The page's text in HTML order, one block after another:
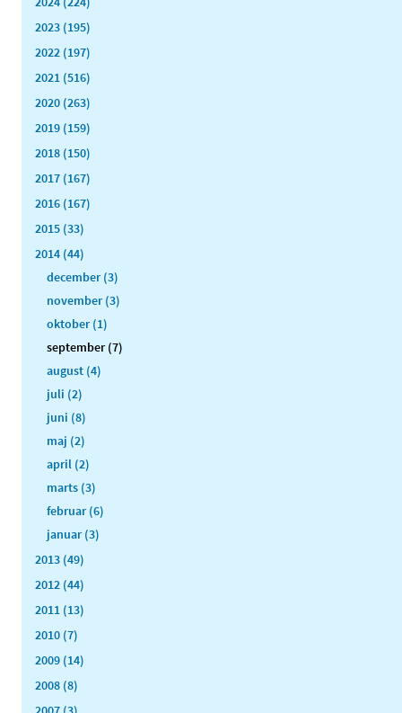
2023 (195)
2022 (197)
2021 (516)
2020 (263)
2019 (159)
2018 (150)
2017 (167)
2016 (167)
2015 (33)
2014 (44)
december (3)
november (3)
oktober (1)
september (7)
august (4)
juli (2)
juni (8)
maj (2)
april (2)
marts (3)
februar (6)
januar (3)
2013 (49)
2012 (44)
2011 (13)
2010 (7)
2009 (14)
2008 (8)